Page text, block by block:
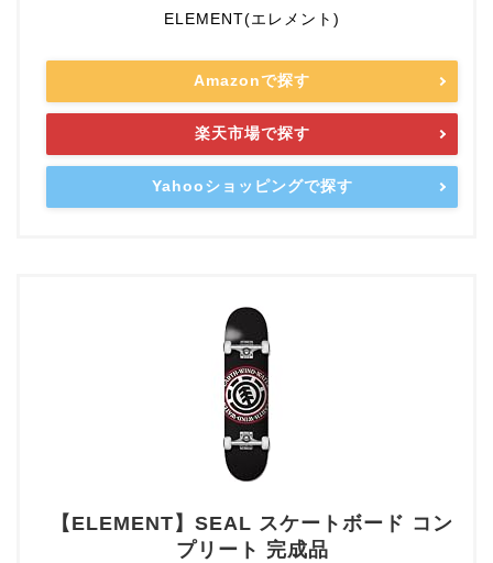
ELEMENT(エレメント)
Amazonで探す
楽天市場で探す
Yahooショッピングで探す
【ELEMENT】SEAL スケートボード コン
プリート 完成品